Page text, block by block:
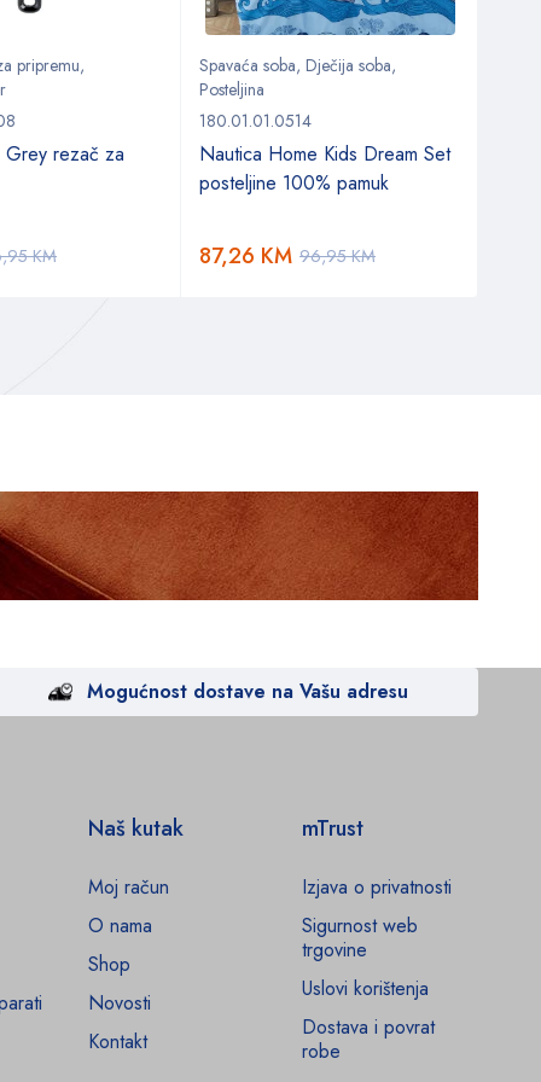
pripremu,
Grey rezač za
KM
Spavaća soba, Dječija soba,
Posteljina
180.01.01.0514
Nautica Home Kids Dream Set
posteljine 100% pamuk
96,95KM
87,26 KM
Mogućnost dostave na Vašu adresu
Naš kutak
Moj račun
O nama
Shop
Novosti
Kontakt
mTrust
Izjava o privatnosti
Sigurnost web
trgovine
Uslovi korištenja
Dostava i povrat
robe